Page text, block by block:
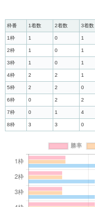
枠番 1着数 2着数 3着数
1枠 1 0 1
2枠 1 0 1
3枠 1 0 1
4枠 2 2 1
5枠 2 2 0
6枠 0 2 2
7枠 0 1 4
8枠 3 3 0